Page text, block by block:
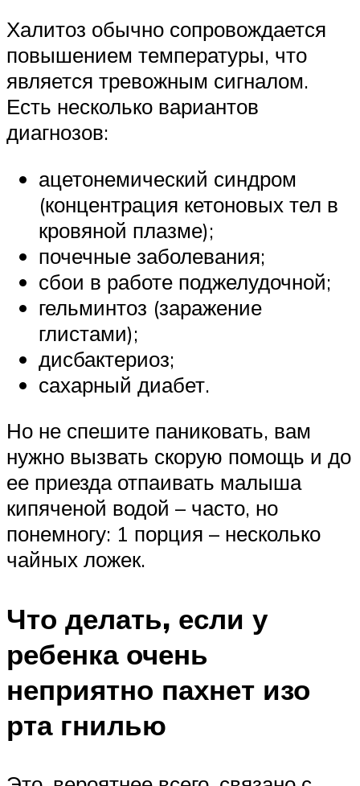
Халитоз обычно сопровождается
повышением температуры, что
является тревожным сигналом.
Есть несколько вариантов
диагнозов:
ацетонемический синдром
(концентрация кетоновых тел в
кровяной плазме);
почечные заболевания;
сбои в работе поджелудочной;
гельминтоз (заражение
глистами);
дисбактериоз;
сахарный диабет.
Но не спешите паниковать, вам
нужно вызвать скорую помощь и до
ее приезда отпаивать малыша
кипяченой водой – часто, но
понемногу: 1 порция – несколько
чайных ложек.
Что делать, если у
ребенка очень
неприятно пахнет изо
рта гнилью